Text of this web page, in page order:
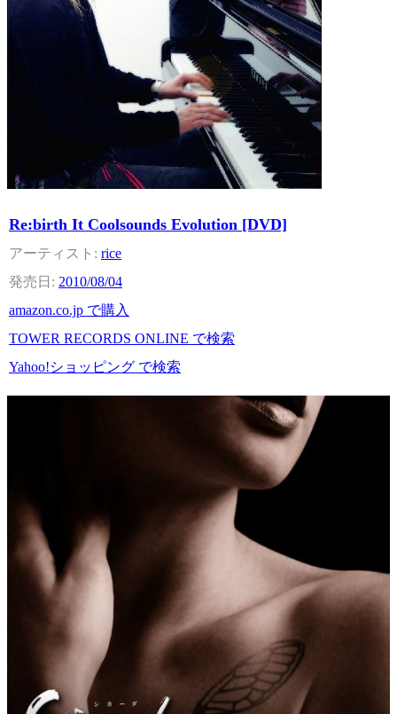
Re:birth It Coolsounds Evolution [DVD]
rice
2010/08/04
amazon.co.jp で購入
TOWER RECORDS ONLINE で検索
Yahoo!ショッピング で検索